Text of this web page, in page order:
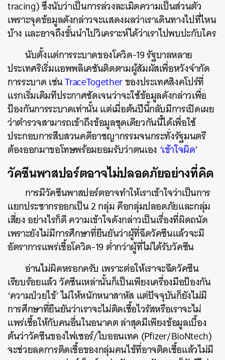
tracing) ซึ่งนับว่าเป็นการล่วงละเมิดความเป็นส่วนตัว
เพราะจุดข้อมูลดังกล่าวจะแสดงผลว่าเราเดินทางไปที่ไหน
บ้าง และอาจถึงขั้นนำไปวิเคราะห์ได้ว่าเราไปพบปะกับใคร
นับตั้งแต่การระบาดของโควิด-19 รัฐบาลหลาย
ประเทศริเริ่มแอพพลิเคชันติดตามผู้สัมผัสเพื่อหวังจำกัด
การระบาด เช่นTraceTogetherของประเทศสิงคโปร์ที่
แรกเริ่มเดิมทีประกาศชัดเจนว่าจะใช้ข้อมูลดังกล่าวเพื่อ
ป้องกันการระบาดเท่านั้น แต่เมื่อต้นปีนี้กลับมีการเปิดเผย
ว่าตำรวจสามารถเข้าถึงข้อมูลชุดเดียวกันนี้ได้เพื่อใช้
ประกอบการสืบสวนคดีอาชญากรรมจนกระทั่งรัฐมนตรี
ต้องออกมาขอโทษพร้อมยอมรับว่าตนเอง ‘เข้าใจผิด’
วัคซีนพาสปอร์ตอาจไม่ปลอดภัยอย่างที่คิด
การมีวัคซีนพาสปอร์ตอาจทำให้เราเข้าใจว่าเป็นการ
แยกประชากรออกเป็น 2 กลุ่ม คือกลุ่มปลอดภัยและกลุ่ม
เสี่ยง อย่างไรก็ดี ความเข้าใจดังกล่าวเป็นเรื่องที่ผิดถนัด
เพราะยังไม่มีการศึกษาที่ยืนยันว่าผู้ที่ฉีดวัคซีนแล้วจะมี
อัตราการแพร่เชื้อโควิด-19 ต่ำกว่าผู้ที่ไม่ได้รับวัคซีน
อ่านไม่ผิดหรอกครับ เพราะต่อให้เราจะฉีดวัคซีน
เรียบร้อยแล้ว วัคซีนเหล่านั้นก็เป็นเพียงเครื่องมือป้องกัน
‘ความป่วยไข้’ ไม่ให้หนักหนาสาหัส แต่ปัจจุบันก็ยังไม่มี
การศึกษาที่ยืนยันว่าเราจะไม่ติดเชื้อไวรัสหรือเราจะไม่
แพร่เชื้อให้กับคนอื่นในอนาคต ล่าสุดมีเพียงข้อมูลเบื้อง
ต้นว่าวัคซีนของไฟเซอร์/ไบออนเทค (Pfizer/BioNtech)
จะช่วยลดการติดเชื้อของกลุ่มคนไข้ที่อาจติดเชื้อแล้วไม่มี